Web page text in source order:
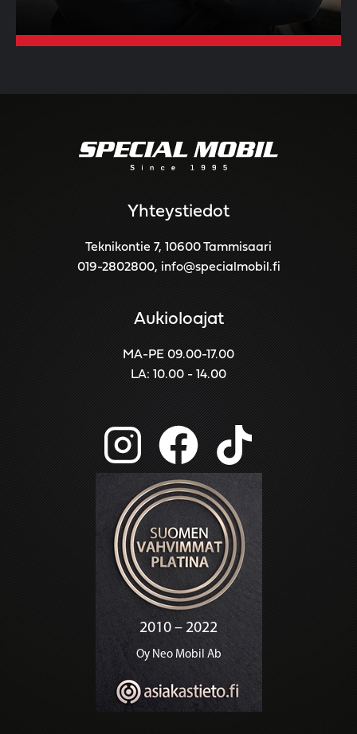
Yhteystiedot
Teknikontie 7, 10600 Tammisaari
019-2802800, info@specialmobil.fi
Aukioloajat
MA-PE 09.00-17.00
LA: 10.00 - 14.00